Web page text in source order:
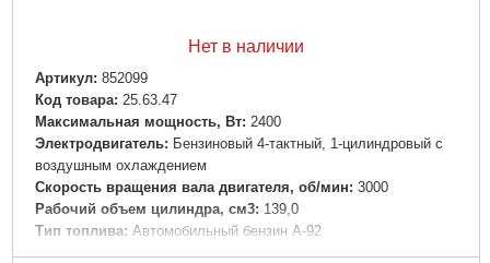
Нет в наличии
Артикул: 852099
Код товара: 25.63.47
Максимальная мощность, Вт: 2400
Электродвигатель: Бензиновый 4-тактный, 1-цилиндровый с
воздушным охлаждением
Скорость вращения вала двигателя, об/мин: 3000
Рабочий объем цилиндра, см3: 139,0
Тип топлива: Автомобильный бензин А-92
Тип моторного масла: SAE 30 или 15W40